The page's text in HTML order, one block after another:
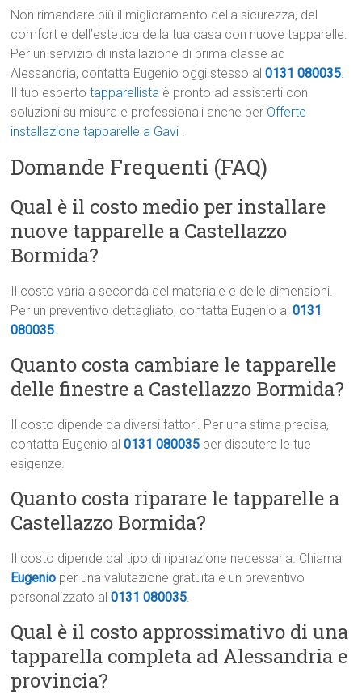
Non rimandare più il miglioramento della sicurezza, del
comfort e dell’estetica della tua casa con nuove tapparelle.
Per un servizio di installazione di prima classe ad
Alessandria, contatta Eugenio oggi stesso al0131 080035.
Il tuo espertotapparellista è pronto ad assisterti con
soluzioni su misura e professionali anche per Offerte
installazione tapparelle a Gavi .
Domande Frequenti (FAQ)
Qual è il costo medio per installare
nuove tapparelle a Castellazzo
Bormida?
Il costo varia a seconda del materiale e delle dimensioni.
Per un preventivo dettagliato, contatta Eugenio al0131
080035.
Quanto costa cambiare le tapparelle
delle finestre a Castellazzo Bormida?
Il costo dipende da diversi fattori. Per una stima precisa,
contatta Eugenio al0131 080035 per discutere le tue
esigenze.
Quanto costa riparare le tapparelle a
Castellazzo Bormida?
Il costo dipende dal tipo di riparazione necessaria. Chiama
Eugenio per una valutazione gratuita e un preventivo
personalizzato al0131 080035.
Qual è il costo approssimativo di una
tapparella completa ad Alessandria e
provincia?